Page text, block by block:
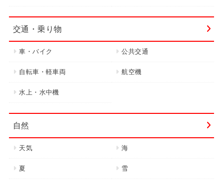
交通・乗り物
車・バイク 公共交通
自転車・軽車両 航空機
水上・水中機
自然
天気 海
夏 雪